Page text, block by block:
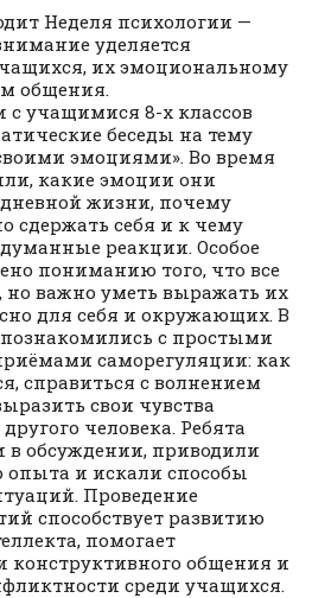
Неделя психологии —
уделяется
их эмоциональному
общения.
с учащимися 8-х классов
беседы на тему
эмоциями». Во время
какие эмоции они
жизни, почему
сдержать себя и к чему
реакции. Особое
пониманию того, что все
но важно уметь выражать их
для себя и окружающих. В
познакомились с простыми
саморегуляции: как
справиться с волнением
свои чувства
человека. Ребята
в обсуждении, приводили
и искали способы
Проведение
способствует развитию
помогает
общения и
среди учащихся.